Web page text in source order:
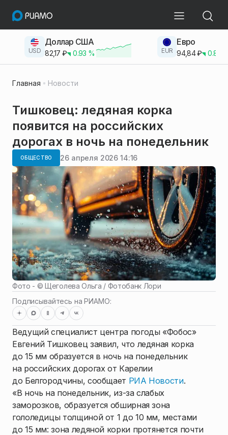
USD
Доллар США
82,17 ₽ 0.93 % EUR
Евро
94,84₽ 0.83
Главная Новости
Тишковец: ледяная корка
появится на российских
дорогах в ночь на понедельник
ОБЩЕСТВО 26 апреля 2026 14:16
Фото - ©Щеголева Ольга / Фотобанк Лори
Подписывайтесь на РИАМО:
Ведущий специалист центра погоды «Фобос»
Евгений Тишковец заявил, что ледяная корка
до 15 мм образуется в ночь на понедельник
на российских дорогах от Карелии
до Белгородчины, сообщает РИА Новости.
«В ночь на понедельник, из-за слабых
заморозков, образуется обширная зона
гололедицы толщиной от 1 до 10 мм, местами
до 15 мм: зона ледяной корки протянется почти